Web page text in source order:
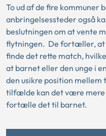
To ud af de fire kommuner
anbringelsessteder også
beslutningen om at vente
flytningen. De fortæller, at
finde det rette match,
at barnet eller den unge i
den usikre position mellem
tilfælde kan det være mere
fortælle det til barnet.